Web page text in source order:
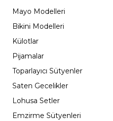
Mayo Modelleri
Bikini Modelleri
Külotlar
Pijamalar
Toparlayıcı Sütyenler
Saten Gecelikler
Lohusa Setler
Emzirme Sütyenleri